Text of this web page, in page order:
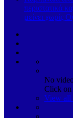
περιστατικά
μείνει χωρίς
No
Click on
View all